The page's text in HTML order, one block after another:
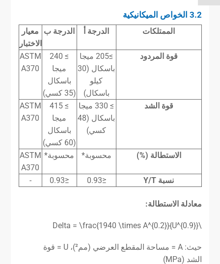
3.2 الخواص الميكانيكية
الممتلكات الدرجة أ الدرجة ب
معيار
الاختبار
قوة المردود
≥205 ميجا
باسكال (30
كيلو
باسكال)
≥ 240
ميجا
باسكال
(35 كسي)
ASTM
A370
قوة الشد
≥ 330 ميجا
باسكال (48
كسي)
≥ 415
ميجا
باسكال
(60 كسي)
ASTM
A370
الاستطالة (%) محسوبة* محسوبة* ASTM
A370
نسبة Y/T
≤0.93
≤0.93
-
معادلة الاستطالة:
\Delta = \frac{1940 \times A^{0.2}}{U^{0.9}}
حيث: A = مساحة المقطع العرضي (مم²)، U = قوة
الشد (MPa)